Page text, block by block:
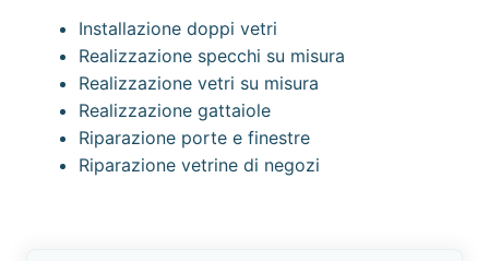
Installazione doppi vetri
Realizzazione specchi su misura
Realizzazione vetri su misura
Realizzazione gattaiole
Riparazione porte e finestre
Riparazione vetrine di negozi